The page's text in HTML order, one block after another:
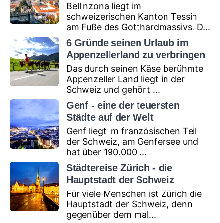
Bellinzona liegt im
schweizerischen Kanton Tessin
am Fuße des Gotthardmassivs. D...
6 Gründe seinen Urlaub im
Appenzellerland zu verbringen
Das durch seinen Käse berühmte
Appenzeller Land liegt in der
Schweiz und gehört ...
Genf - eine der teuersten
Städte auf der Welt
Genf liegt im französischen Teil
der Schweiz, am Genfersee und
hat über 190.000 ...
Städtereise Zürich - die
Hauptstadt der Schweiz
Für viele Menschen ist Zürich die
Hauptstadt der Schweiz, denn
gegenüber dem mal...